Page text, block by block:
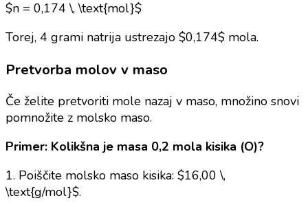
$n = 0,174 \, \text{mol}$
Torej, 4 grami natrija ustrezajo $0,174$ mola.
Pretvorba molov v maso
Če želite pretvoriti mole nazaj v maso, množino snovi
pomnožite z molsko maso.
Primer: Kolikšna je masa 0,2 mola kisika (O)?
1. Poiščite molsko maso kisika: $16,00 \,
\text{g/mol}$.